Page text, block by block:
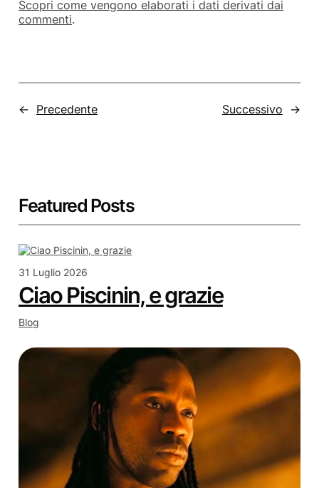
Scopri come vengono elaborati i dati derivati dai
commenti.
← Precedente Successivo →
Featured Posts
31 Luglio 2026
Ciao Piscinin, e grazie
Blog